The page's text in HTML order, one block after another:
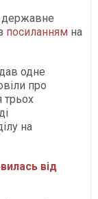
державне
посиланням на
одне
про
трьох
на
від